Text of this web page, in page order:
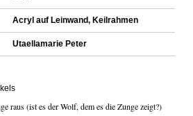
Acryl auf Leinwand, Keilrahmen
Utaellamarie Peter
raus (ist es der Wolf, dem es die Zunge zeigt?)